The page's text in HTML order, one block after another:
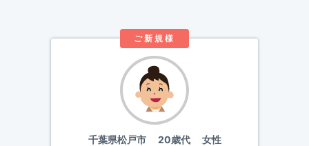
ご新規様
千葉県松戸市20歳代 女性